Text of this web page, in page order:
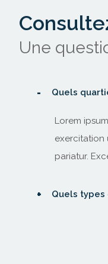
Une
Quels
Lorem
exercitation
pariatur.
Quels types